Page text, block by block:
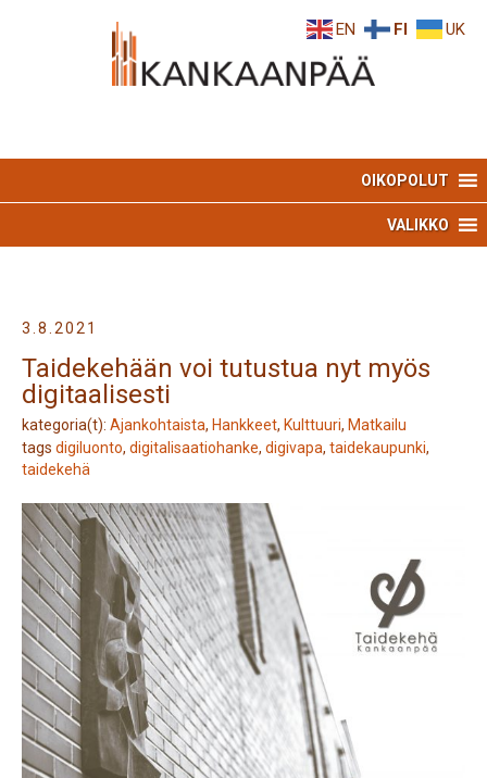
OIKOPOLUT
VALIKKO
3.8.2021
Taidekehään voi tutustua nyt myös
digitaalisesti
kategoria(t): Ajankohtaista, Hankkeet, Kulttuuri, Matkailu
tags digiluonto, digitalisaatiohanke, digivapa, taidekaupunki,
taidekehä
EN FI UK